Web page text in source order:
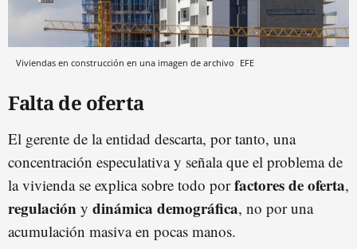
Viviendas en construcción en una imagen de archivo EFE
Falta de oferta
El gerente de la entidad descarta, por tanto, una
concentración especulativa y señala que el problema de
la vivienda se explica sobre todo porfactores de oferta,
regulación y dinámica demográfica, no por una
acumulación masiva en pocas manos.